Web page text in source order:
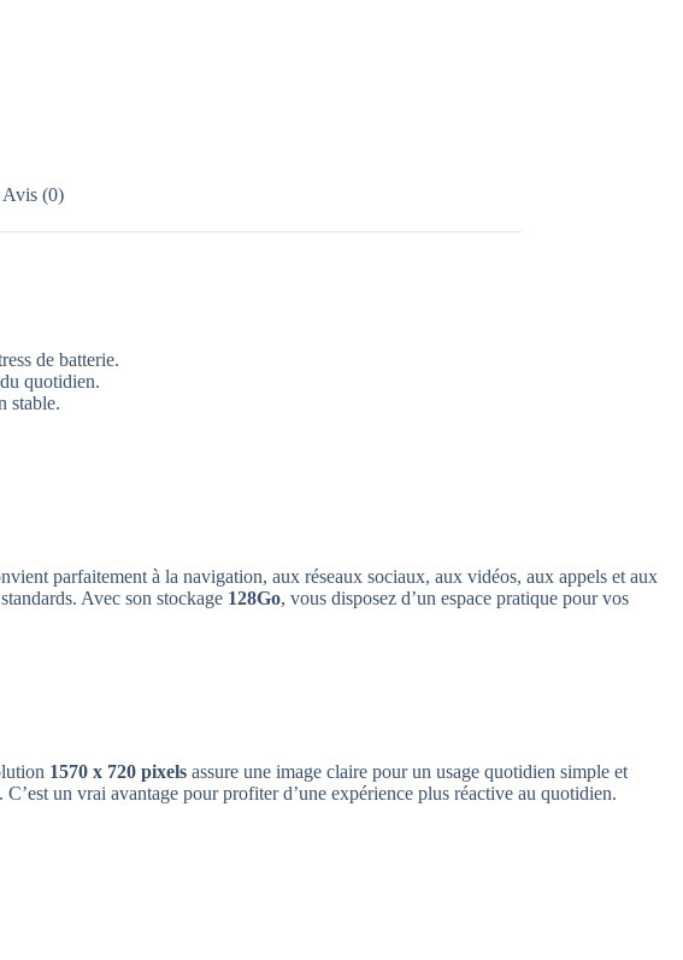
Avis (0)
de batterie.
quotidien.
stable.
parfaitement à la navigation, aux réseaux sociaux, aux vidéos, aux appels et aux
Avec son stockage 128Go, vous disposez d’un espace pratique pour vos
1570 x 720 pixels assure une image claire pour un usage quotidien simple et
un vrai avantage pour profiter d’une expérience plus réactive au quotidien.